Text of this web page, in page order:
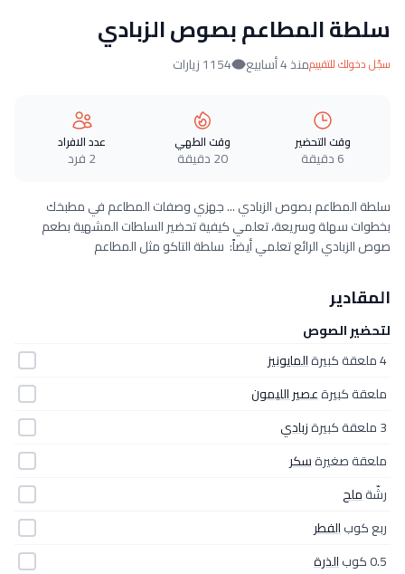
سلطة المطاعم بصوص الزبادي
سجّل دخولك للتقييممنذ 4 أسابيع 1154 زيارات
وقت التحضير
6 دقيقة
وقت الطهي
20 دقيقة
عدد الافراد
2 فرد
سلطة المطاعم بصوص الزبادي ... جهزي وصفات المطاعم في مطبخك
بخطوات سهلة وسريعة، تعلمي كيفية تحضير السلطات المشهية بطعم
صوص الزبادي الرائع تعلمي أيضاً: سلطة التاكو مثل المطاعم
المقادير
لتحضير الصوص
4 ملعقة كبيرة
المايونيز
ملعقة كبيرةعصير الليمون
3 ملعقة كبيرة
زبادي
ملعقة صغيرةسكر
رشّةملح
ربع كوبالفطر
0.5 كوب
الذرة